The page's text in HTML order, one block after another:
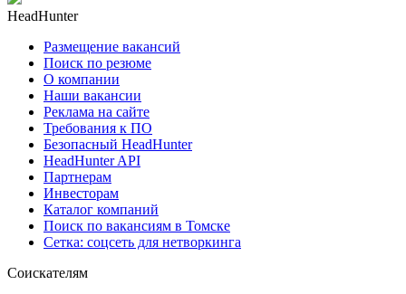
HeadHunter
Размещение вакансий
Поиск по резюме
О компании
Наши вакансии
Реклама на сайте
Требования к ПО
Безопасный HeadHunter
HeadHunter API
Партнерам
Инвесторам
Каталог компаний
Поиск по вакансиям в Томске
Сетка: соцсеть для нетворкинга
Соискателям